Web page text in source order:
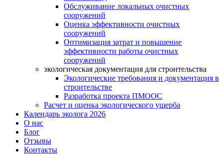
Обслуживание локальных очистных
сооружений
Оценка эффективности очистных
сооружений
Оптимизация затрат и повышение
эффективности работы очистных
сооружений
экологическая документация для строительства
Экологические требования и документация в
строительстве
Разработка проекта ПМООС
Расчет и оценка экологического ущерба
Календарь эколога 2026
О нас
Блог
Отзывы
Контакты